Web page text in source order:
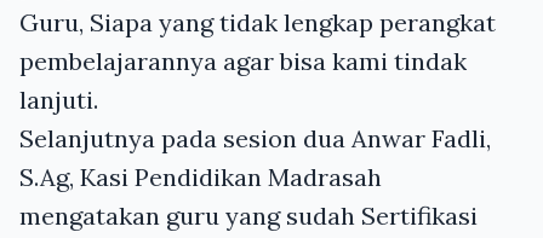
Guru, Siapa yang tidak lengkap perangkat
pembelajarannya agar bisa kami tindak
lanjuti.
Selanjutnya pada sesion dua Anwar Fadli,
S.Ag, Kasi Pendidikan Madrasah
mengatakan guru yang sudah Sertifikasi